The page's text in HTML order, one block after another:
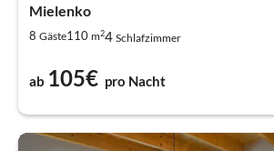
Mielenko
8 Gäste110 m24 Schlafzimmer
ab 105€ pro Nacht